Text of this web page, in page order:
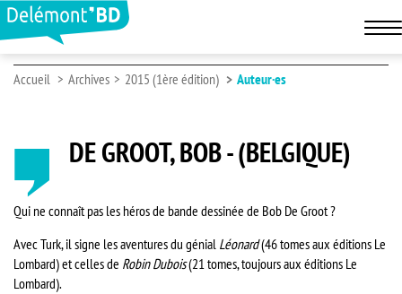
Accueil Archives 2015 (1ère édition) Auteur·es
DE GROOT, BOB - (BELGIQUE)
Qui ne connaît pas les héros de bande dessinée de Bob De Groot ?
Avec Turk, il signe les aventures du génial Léonard(46 tomes aux éditions Le
Lombard) et celles de Robin Dubois(21 tomes, toujours aux éditions Le
Lombard).